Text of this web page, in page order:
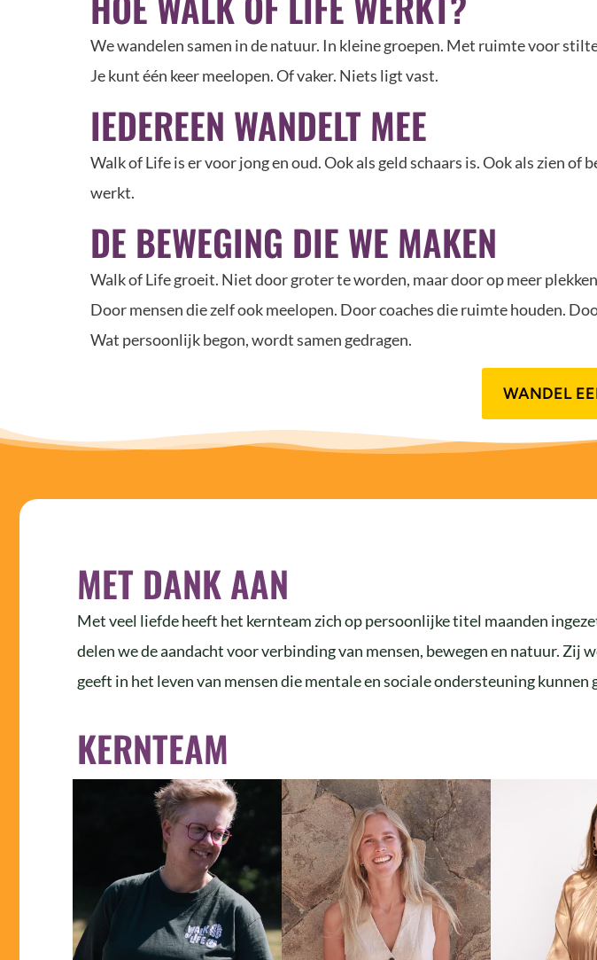
We wandelen samen in de natuur. In kleine groepen. Met ruimte voor
Je kunt één keer meelopen. Of vaker. Niets ligt vast.
IEDEREEN WANDELT MEE
Walk of Life is er voor jong en oud. Ook als geld schaars is. Ook als zien
werkt.
DE BEWEGING DIE WE MAKEN
Walk of Life groeit. Niet door groter te worden, maar door op meer
Door mensen die zelf ook meelopen. Door coaches die ruimte houden.
Wat persoonlijk begon, wordt samen gedragen.
WANDEL
MET DANK AAN
Met veel liefde heeft het kernteam zich op persoonlijke titel maanden
delen we de aandacht voor verbinding van mensen, bewegen en natuur.
geeft in het leven van mensen die mentale en sociale ondersteuning kunnen
KERNTEAM